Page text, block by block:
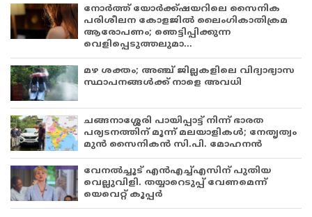
നോർത്ത് യോർക്ക്ഷയറിലെ സൈനിക
പരിശീലന കോളജിൽ ലൈംഗികാതിക്രമ
ആരോപണം; ഞെട്ടിപ്പിക്കുന്ന
വെളിപ്പെടുത്തലുമാ...
മഴ ശക്തം; അഞ്ച് ജില്ലകളിലെ വിദ്യാഭ്യാസ
സ്ഥാപനങ്ങൾക്ക് നാളെ അവധി
ചങ്ങനാശ്ശേരി പായിപ്പാട്ട് നിന്ന് ഭാരത
പര്യടനത്തിന് മൂന്ന് മലയാളികൾ; നേതൃത്വം
മുൻ സൈനികൻ സി.പി. മോഹനൻ
വേനൽച്ചൂട് എൻഎച്ച്എസിന് പുതിയ
വെല്ലുവിളി. തയ്യാറെടുപ്പ് വേണമെന്ന്
യെവെറ്റ് കൂപ്പർ